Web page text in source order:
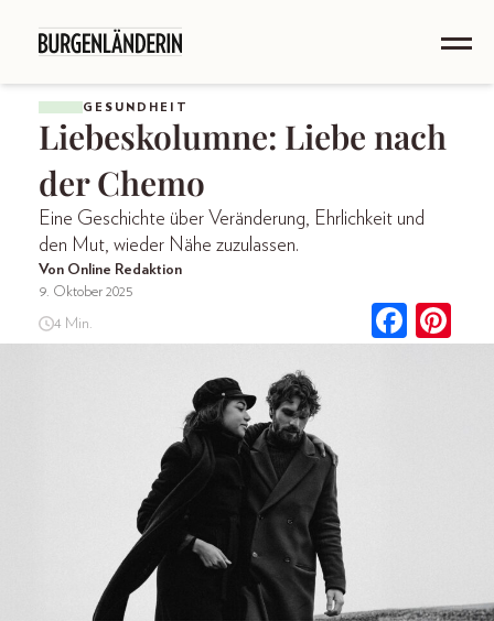
GESUNDHEIT
Liebeskolumne: Liebe nach
der Chemo
Eine Geschichte über Veränderung, Ehrlichkeit und
den Mut, wieder Nähe zuzulassen.
Von Online Redaktion
9. Oktober 2025
4 Min.